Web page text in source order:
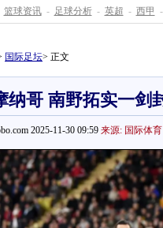
篮球资讯 - 足球分析 - 英超 - 西甲 -
国际足坛> 正文
纳哥 南野拓实一剑
2025-11-30 09:59 来源: 国际体育